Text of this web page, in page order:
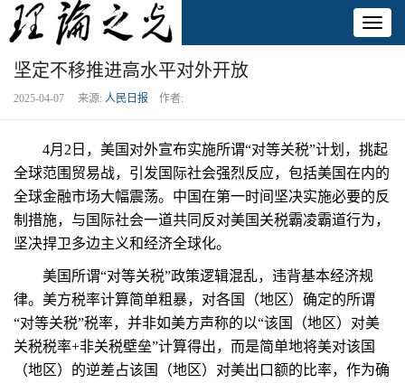
坚定不移推进高水平对外开放
2025-04-07 来源: 人民日报 作者:
4月2日，美国对外宣布实施所谓“对等关税”计划，挑起
全球范围贸易战，引发国际社会强烈反应，包括美国在内的
全球金融市场大幅震荡。中国在第一时间坚决实施必要的反
制措施，与国际社会一道共同反对美国关税霸凌霸道行为，
坚决捍卫多边主义和经济全球化。
美国所谓“对等关税”政策逻辑混乱，违背基本经济规
律。美方税率计算简单粗暴，对各国（地区）确定的所谓
“对等关税”税率，并非如美方声称的以“该国（地区）对美
关税税率+非关税壁垒”计算得出，而是简单地将美对该国
（地区）的逆差占该国（地区）对美出口额的比率，作为确